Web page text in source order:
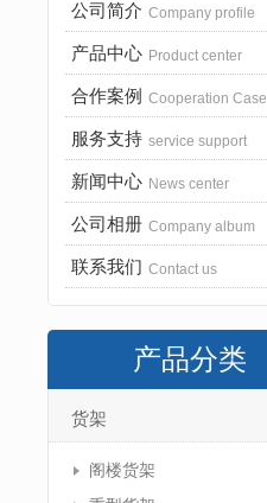
公司简介 Company profile
产品中心 Product center
合作案例 Cooperation Case
服务支持 service support
新闻中心 News center
公司相册 Company album
联系我们 Contact us
产品分类
货架
阁楼货架